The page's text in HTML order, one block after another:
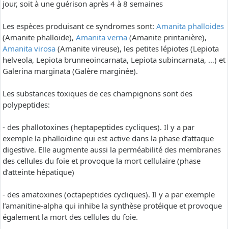
jour, soit à une guérison après 4 à 8 semaines
Les espèces produisant ce syndromes sont: Amanita phalloides
(Amanite phalloïde), Amanita verna (Amanite printanière),
Amanita virosa (Amanite vireuse), les petites lépiotes (Lepiota
helveola, Lepiota brunneoincarnata, Lepiota subincarnata, …) et
Galerina marginata (Galère marginée).
Les substances toxiques de ces champignons sont des
polypeptides:
- des phallotoxines (heptapeptides cycliques). Il y a par
exemple la phalloïdine qui est active dans la phase d’attaque
digestive. Elle augmente aussi la perméabilité des membranes
des cellules du foie et provoque la mort cellulaire (phase
d’atteinte hépatique)
- des amatoxines (octapeptides cycliques). Il y a par exemple
l’amanitine-alpha qui inhibe la synthèse protéique et provoque
également la mort des cellules du foie.